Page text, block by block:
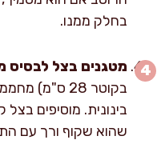
בחלק ממנו.
מטגנים בצל לבסיס
שהוא שקוף ורך עם